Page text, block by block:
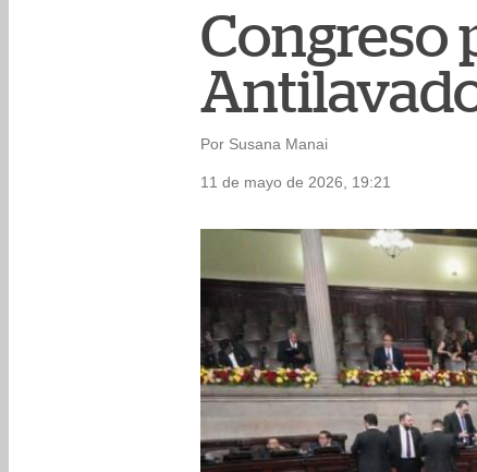
Congreso
Por Susana Manai
11 de mayo de 2026, 19:21